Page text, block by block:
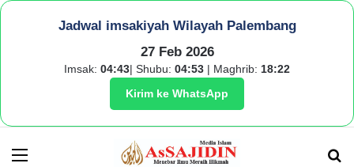
Jadwal imsakiyah Wilayah Palembang
27 Feb 2026
Imsak: 04:43| Shubu: 04:53 | Maghrib: 18:22
Kirim ke WhatsApp
Menu